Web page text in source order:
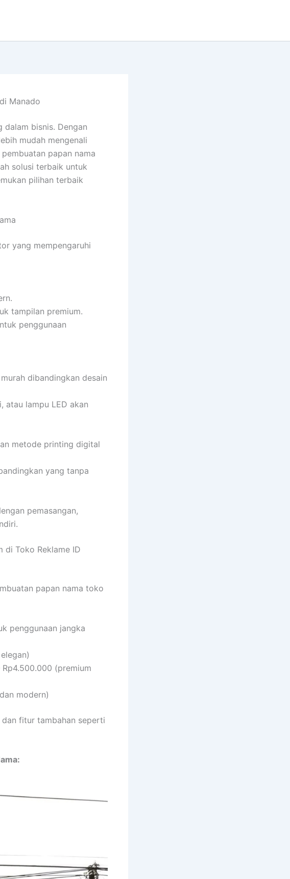
Manado
dalam bisnis. Dengan
mudah mengenali
papan nama
solusi terbaik untuk
pilihan terbaik
yang mempengaruhi
tampilan premium.
penggunaan
dibandingkan desain
atau lampu LED akan
metode printing digital
yang tanpa
pemasangan,
di Toko Reklame ID
papan nama toko
penggunaan jangka
(premium
modern)
fitur tambahan seperti